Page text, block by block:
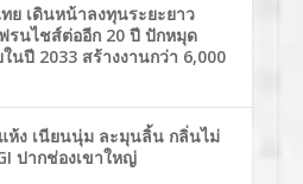
ย เดินหน้าลงทุนระยะยาว
รนไชส์ต่ออีก 20 ปี ปักหมุด
นปี 2033 สร้างงานกว่า 6,000
ห้ง เนียนนุ่ม ละมุนลิ้น กลิ่นไม่
ปากช่องเขาใหญ่